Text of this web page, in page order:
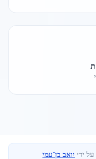
ידי יואב בן־עמי